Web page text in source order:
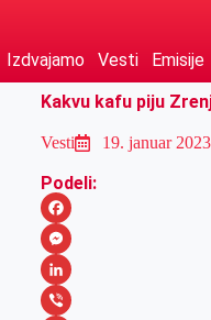
Izdvajamo Vesti Emisije
Kakvu kafu piju
Vesti 19. januar
Podeli:
F
a
c
M
eL